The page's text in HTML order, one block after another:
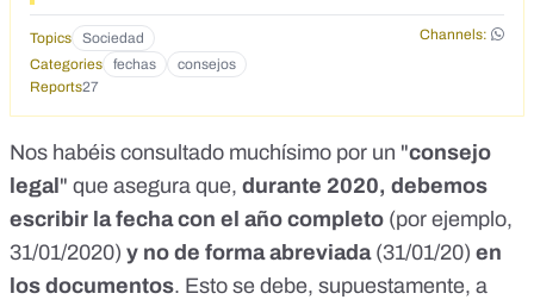
presenta este a&ntilde;o</p> <p>&iexcl;Mucho cuidado!<br
/> No escriba o acepte documentos con s&oacute;lo 20.<br
/> 2⃣0⃣ &nbsp; &nbsp; 2⃣0⃣ &nbsp; &nbsp;2⃣0⃣</p> <p>
<a
href="https://twitter.com/VickyRosell/status/1212042526473
s=19">https://twitter.com/VickyRosell/status/121204252647
3019393?s=19</a></p> <p>&nbsp;</p> <p><a
href="http://www.elfarodelsur.com/2019/12/barahona-
consejo-legal-para-el-ano-
2020.html">http://www.elfarodelsur.com/2019/12/barahona-
consejo-legal-para-el-ano-2020.html</a>&nbsp;</p>
Topics Sociedad
Channels:
Categories
fechas
consejos
Reports27
Nos habéis consultado muchísimo por un "consejo
legal " que asegura que, durante 2020, debemos
escribir la fecha con el año completo (por ejemplo,
31/01/2020) y no de forma abreviada(31/01/20) en
los documentos. Esto se debe, supuestamente, a